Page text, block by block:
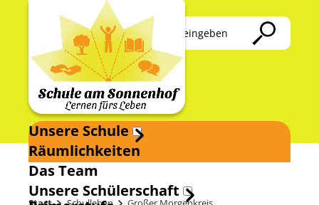
Startseite
Kontakt
Suche
Unsere Schule
Räumlichkeiten
Das Team
Unsere Schülerschaft